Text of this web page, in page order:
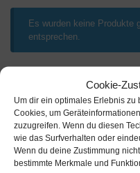
Cookie-
Um dir ein optimales Erlebnis
Cookies, um
zuzugreifen. Wenn du diesen
wie das Surfverhalten oder
Wenn du deine Zustimmung
bestimmte Merkmale und
Es wurden keine Produkte
entsprechen.
Informationen:
Datenschutzerklärung